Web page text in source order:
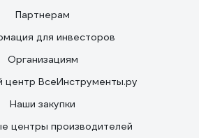
Партнерам
для инвесторов
Организациям
центр ВсеИнструменты.ру
Наши закупки
центры производителей